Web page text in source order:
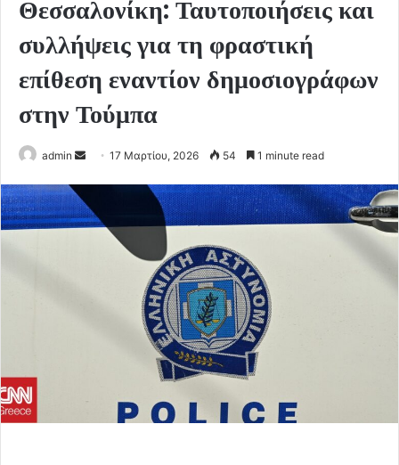
Θεσσαλονίκη: Ταυτοποιήσεις και
συλλήψεις για τη φραστική
επίθεση εναντίον δημοσιογράφων
στην Τούμπα
admin
Send17 Μαρτίου, 2026 54 1 minute read